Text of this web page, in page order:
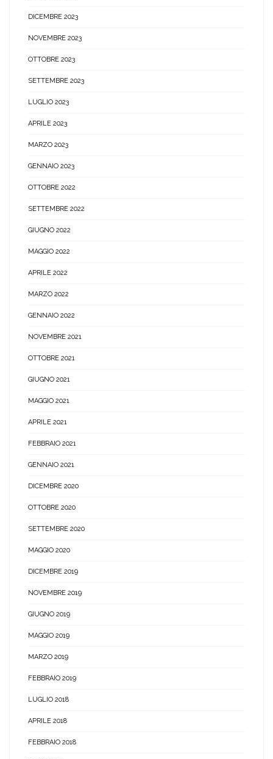
DICEMBRE 2023
NOVEMBRE 2023
OTTOBRE 2023
SETTEMBRE 2023
LUGLIO 2023
APRILE 2023
MARZO 2023
GENNAIO 2023
OTTOBRE 2022
SETTEMBRE 2022
GIUGNO 2022
MAGGIO 2022
APRILE 2022
MARZO 2022
GENNAIO 2022
NOVEMBRE 2021
OTTOBRE 2021
GIUGNO 2021
MAGGIO 2021
APRILE 2021
FEBBRAIO 2021
GENNAIO 2021
DICEMBRE 2020
OTTOBRE 2020
SETTEMBRE 2020
MAGGIO 2020
DICEMBRE 2019
NOVEMBRE 2019
GIUGNO 2019
MAGGIO 2019
MARZO 2019
FEBBRAIO 2019
LUGLIO 2018
APRILE 2018
FEBBRAIO 2018